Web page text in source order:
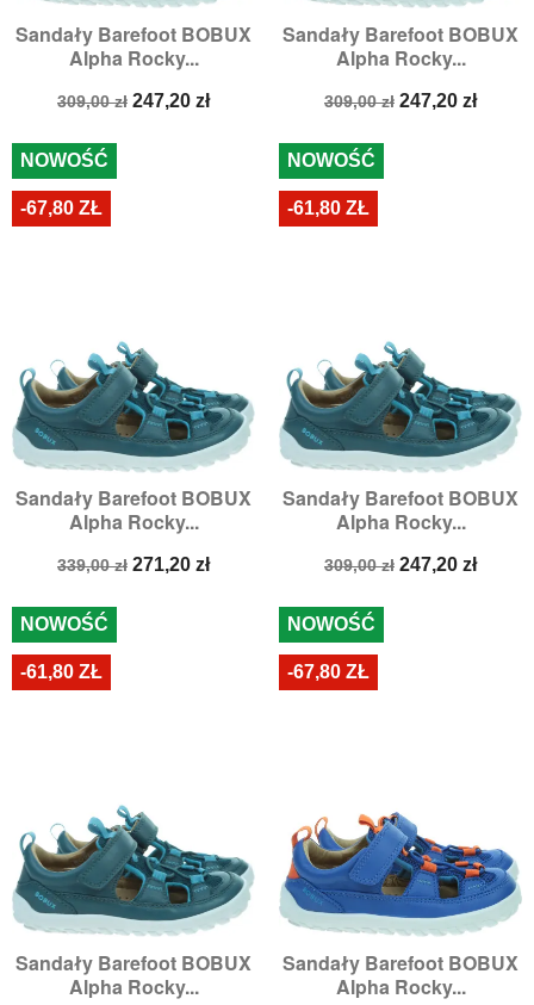
Sandały Barefoot BOBUX
Alpha Rocky...
Cena
309,00 zł Cena
247,20 zł
Sandały Barefoot BOBUX
Alpha Rocky...
Cena
309,00 zł Cena
247,20 zł
Sandały Barefoot BOBUX
Alpha Rocky...
Cena
339,00 zł Cena
271,20 zł
NOWOŚĆ
-67,80 ZŁ
Sandały Barefoot BOBUX
Alpha Rocky...
Cena
309,00 zł Cena
247,20 zł
NOWOŚĆ
-61,80 ZŁ
Sandały Barefoot BOBUX
Alpha Rocky...
NOWOŚĆ
-61,80 ZŁ
Sandały Barefoot BOBUX
Alpha Rocky...
NOWOŚĆ
-67,80 ZŁ